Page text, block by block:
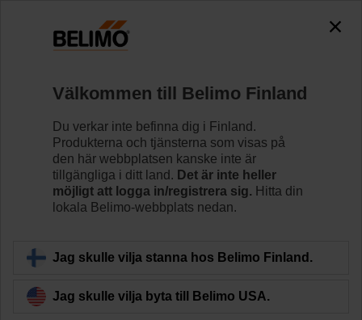
accessing the absolute URL
"https://www.belimo.com/fi/sv_SE/~mgnlArea=cookies~".
Spjällställdon Felsäkra ställdon
TF230-S
Tillbaka till produktkategori
Välkommen till Belimo Finland
Du verkar inte befinna dig i Finland.
Produkterna och tjänsterna som visas på
den här webbplatsen kanske inte är
tillgängliga i ditt land. Det är inte heller
möjligt att logga in/registrera sig. Hitta din
lokala Belimo-webbplats nedan.
Jag skulle vilja stanna hos Belimo Finland.
Jag skulle vilja byta till Belimo USA.